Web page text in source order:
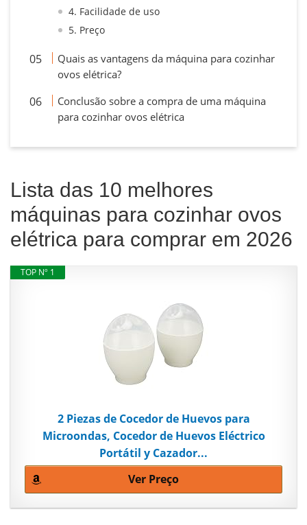
4. Facilidade de uso
5. Preço
Quais as vantagens da máquina para cozinhar
ovos elétrica?
Conclusão sobre a compra de uma máquina
para cozinhar ovos elétrica
Lista das 10 melhores
máquinas para cozinhar ovos
elétrica para comprar em 2026
TOP Nº 1
2 Piezas de Cocedor de Huevos para
Microondas, Cocedor de Huevos Eléctrico
Portátil y Cazador...
Ver Preço